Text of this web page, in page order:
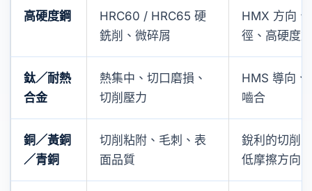
高硬度鋼
HRC60 / HRC65 硬
銑削、微碎屑
HMX 方向、
徑、高硬度
鈦／耐熱
合金
熱集中、切口磨損、
切削壓力
HMS 導向、
嚙合
銅／黃銅
／青銅
切削粘附、毛刺、表
面品質
銳利的切削
低摩擦方向